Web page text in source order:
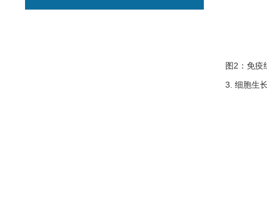
图2：免疫
3. 细胞生